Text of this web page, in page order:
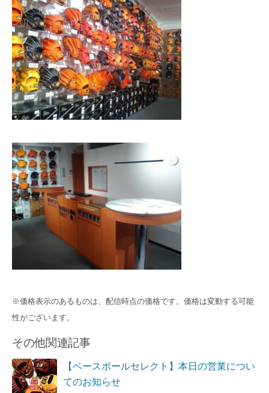
※価格表示のあるものは、配信時点の価格です。価格は変動する可能
性がございます。
その他関連記事
【ベースボールセレクト】本日の営業につい
てのお知らせ